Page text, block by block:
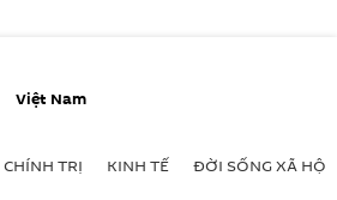
Việt Nam
CHÍNH TRỊ KINH TẾ ĐỜI SỐNG XÃ HỘI